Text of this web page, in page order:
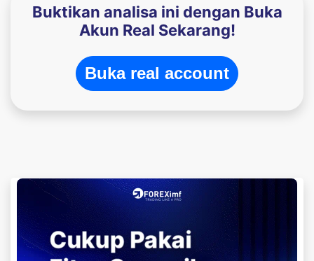
Buktikan analisa ini dengan Buka
Akun Real Sekarang!
Buka real account